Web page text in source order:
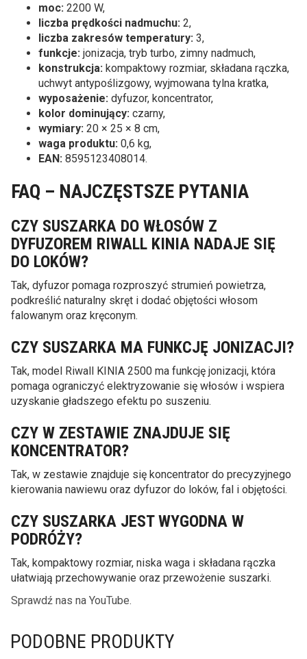
moc: 2200 W,
liczba prędkości nadmuchu: 2,
liczba zakresów temperatury: 3,
funkcje: jonizacja, tryb turbo, zimny nadmuch,
konstrukcja: kompaktowy rozmiar, składana rączka,
uchwyt antypoślizgowy, wyjmowana tylna kratka,
wyposażenie: dyfuzor, koncentrator,
kolor dominujący: czarny,
wymiary: 20 × 25 × 8 cm,
waga produktu: 0,6 kg,
EAN: 8595123408014.
FAQ – NAJCZĘSTSZE PYTANIA
CZY SUSZARKA DO WŁOSÓW Z
DYFUZOREM RIWALL KINIA NADAJE SIĘ
DO LOKÓW?
Tak, dyfuzor pomaga rozproszyć strumień powietrza,
podkreślić naturalny skręt i dodać objętości włosom
falowanym oraz kręconym.
CZY SUSZARKA MA FUNKCJĘ JONIZACJI?
Tak, model Riwall KINIA 2500 ma funkcję jonizacji, która
pomaga ograniczyć elektryzowanie się włosów i wspiera
uzyskanie gładszego efektu po suszeniu.
CZY W ZESTAWIE ZNAJDUJE SIĘ
KONCENTRATOR?
Tak, w zestawie znajduje się koncentrator do precyzyjnego
kierowania nawiewu oraz dyfuzor do loków, fal i objętości.
CZY SUSZARKA JEST WYGODNA W
PODRÓŻY?
Tak, kompaktowy rozmiar, niska waga i składana rączka
ułatwiają przechowywanie oraz przewożenie suszarki.
Sprawdź nas na YouTube.
PODOBNE PRODUKTY